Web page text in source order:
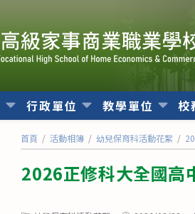
行政單位 教學單位
首頁 / 活動相簿 / 幼兒保育科活動花絮 /
2026正修科大全國高